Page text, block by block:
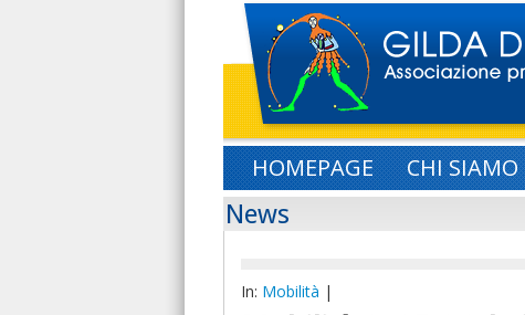
HOMEPAGE CHI SIAMO
News
In: Mobilità |